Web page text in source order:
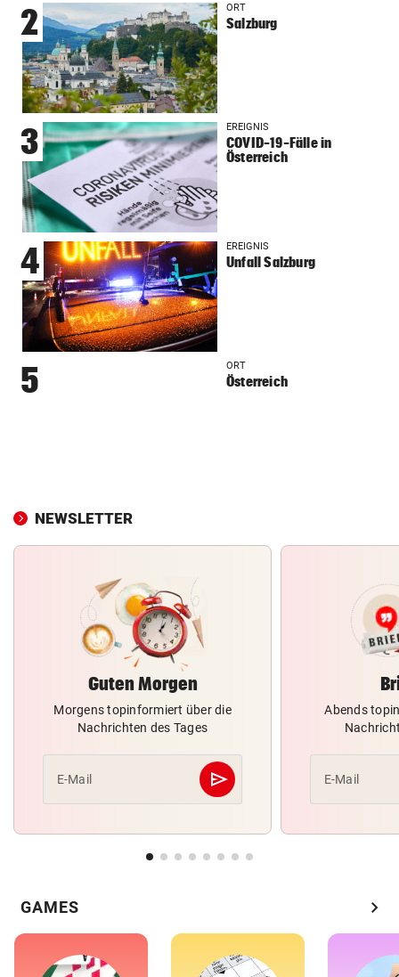
2 ORT
Salzburg
3 EREIGNIS
COVID-19-Fälle in
Österreich
4 EREIGNIS
Unfall Salzburg
5 ORT
Österreich
NEWSLETTER
Guten Morgen
Morgens topinformiert über die
Nachrichten des Tages
E-Mail send
Abschicken
Abends
E-Mail
GAMES chevron_right